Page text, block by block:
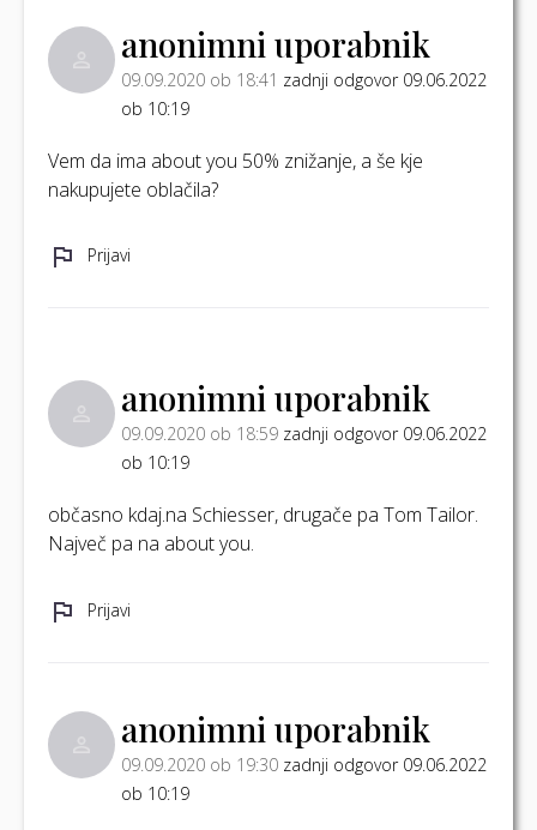
anonimni uporabnik
09.09.2020 ob 18:41 zadnji odgovor 09.06.2022
ob 10:19
Vem da ima about you 50% znižanje, a še kje
nakupujete oblačila?
Prijavi
anonimni uporabnik
09.09.2020 ob 18:59 zadnji odgovor 09.06.2022
ob 10:19
občasno kdaj.na Schiesser, drugače pa Tom Tailor.
Največ pa na about you.
Prijavi
anonimni uporabnik
09.09.2020 ob 19:30 zadnji odgovor 09.06.2022
ob 10:19